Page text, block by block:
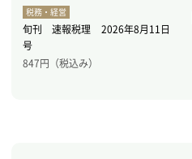
税務・経営
旬刊 速報税理 2026年8月11日
号
847円（税込み）